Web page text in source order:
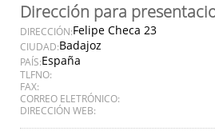
Dirección para
DIRECCIÓN:Felipe Checa 23
CIUDAD:Badajoz
PAÍS:España
TLFNO:
FAX:
CORREO ELETRÓNICO:
DIRECCIÓN WEB: